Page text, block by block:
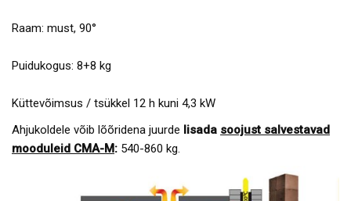
Raam: must, 90°
Puidukogus: 8+8 kg
Küttevõimsus / tsükkel 12 h kuni 4,3 kW
Ahjukoldele võib lõõridena juurde lisada soojust salvestavad
mooduleid CMA-M: 540-860 kg.